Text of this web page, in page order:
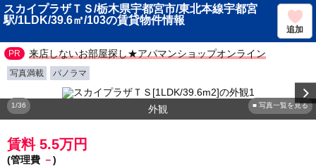
スカイプラザＴＳ/栃木県宇都宮市/東北本線宇都宮
駅/1LDK/39.6㎡/103の賃貸物件情報
追加
来店しないお部屋探し★アパマンショップオンライン
写真満載 パノラマ
■ 写真一覧を見る
1/36 外観
賃料 5.5万円
(管理費 －)